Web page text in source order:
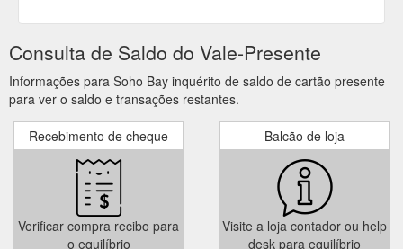
Consulta de Saldo do Vale-Presente
Informações para Soho Bay inquérito de saldo de cartão presente
para ver o saldo e transações restantes.
Recebimento de cheque
Verificar compra recibo para
o equilíbrio
Balcão de loja
Visite a loja contador ou help
desk para equilíbrio